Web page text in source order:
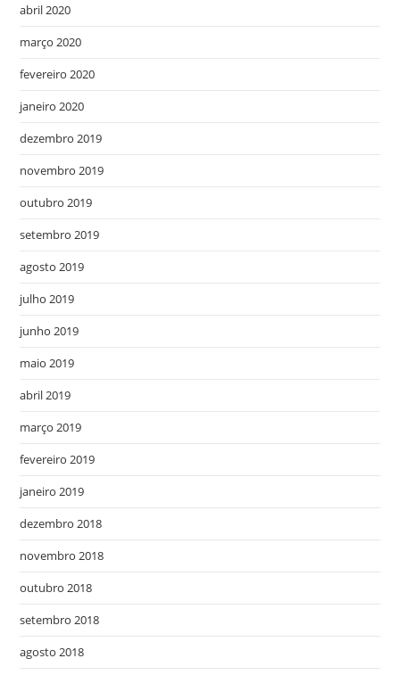
abril 2020
março 2020
fevereiro 2020
janeiro 2020
dezembro 2019
novembro 2019
outubro 2019
setembro 2019
agosto 2019
julho 2019
junho 2019
maio 2019
abril 2019
março 2019
fevereiro 2019
janeiro 2019
dezembro 2018
novembro 2018
outubro 2018
setembro 2018
agosto 2018